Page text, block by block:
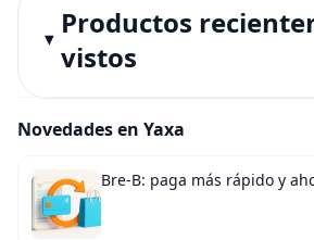
Productos
vistos
Novedades en Yaxa
Bre-B: paga más rápido y